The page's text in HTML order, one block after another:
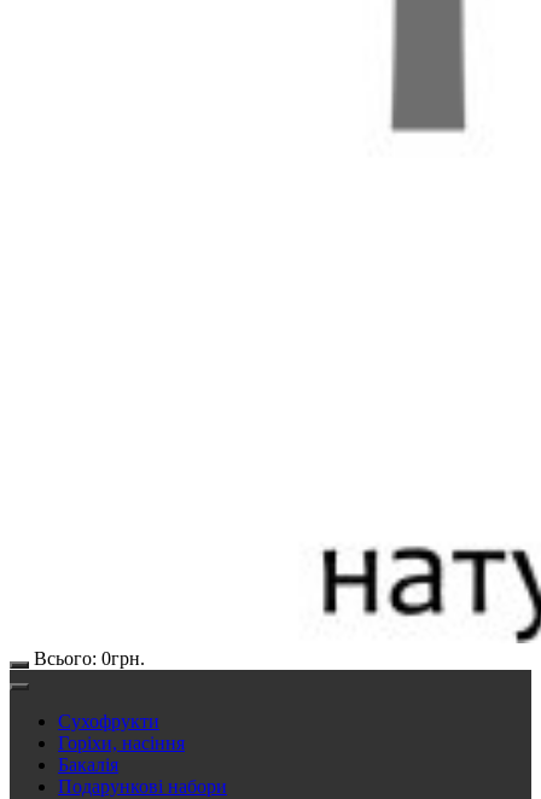
Всього: 0грн.
Сухофрукти
Горіхи, насіння
Бакалія
Подарункові набори